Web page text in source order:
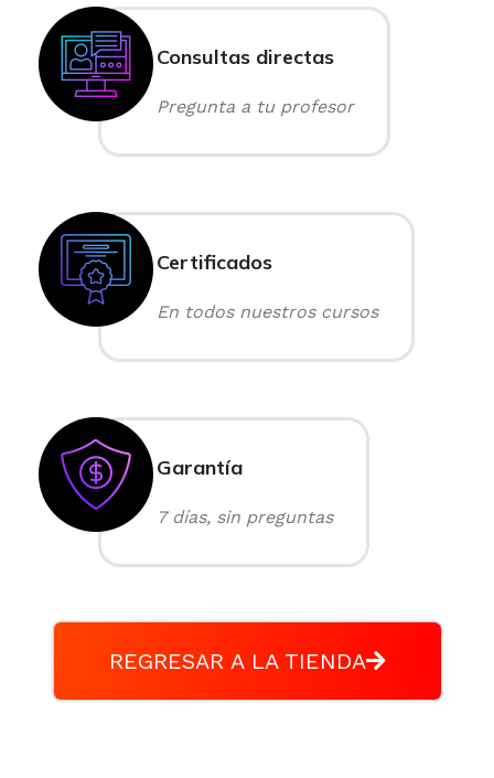
Consultas directas
Pregunta a tu profesor
Certificados
En todos nuestros cursos
Garantía
7 días, sin preguntas
REGRESAR A LA TIENDA